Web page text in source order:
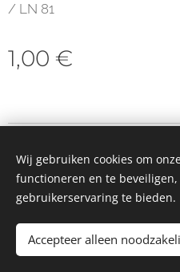
/ LN 81
1,00 €
Toevoegen
Wij gebruiken cookies om
functioneren en te
gebruikerservaring te bieden.
Accepteer alleen